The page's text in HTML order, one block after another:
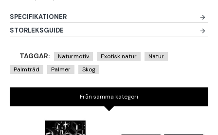
SPECIFIKATIONER
STORLEKSGUIDE
TAGGAR: Naturmotiv Exotisk natur
Natur
Palmträd
Palmer Skog
Från samma kategori